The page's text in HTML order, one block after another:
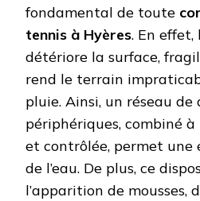
fondamental de toute
tennis à Hyères. En effet,
détériore la surface,
rend le terrain
pluie. Ainsi, un réseau de
périphériques, combiné
et contrôlée, permet
de l’eau. De plus, ce
l’apparition de mousses,